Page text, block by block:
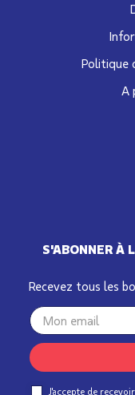
S'ABONNER À
Recevez tous les
Your
email
J'accepte de
Politique
A